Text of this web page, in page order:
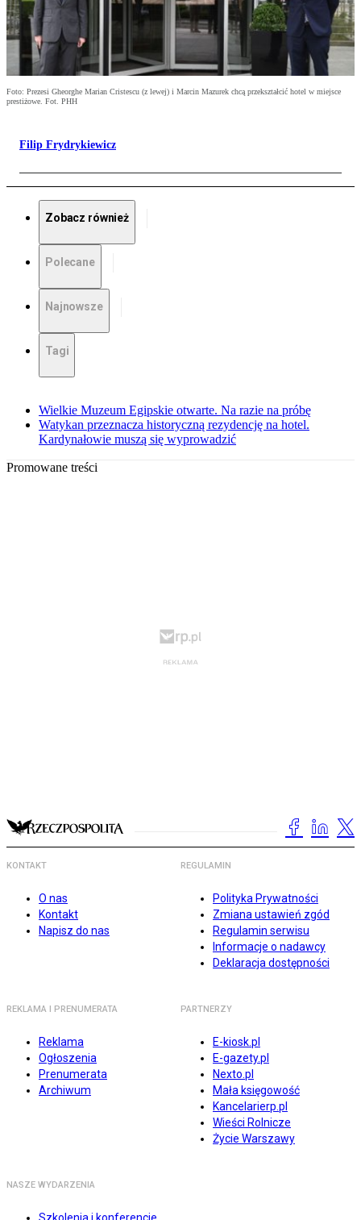
Foto: Prezesi Gheorghe Marian Cristescu (z lewej) i Marcin Mazurek chcą przekształcić hotel w miejsce
prestiżowe. Fot. PHH
Filip Frydrykiewicz
Zobacz również
Polecane
Najnowsze
Tagi
Wielkie Muzeum Egipskie otwarte. Na razie na próbę
Watykan przeznacza historyczną rezydencję na hotel.
Kardynałowie muszą się wyprowadzić
Promowane treści
KONTAKT
O nas
Kontakt
Napisz do nas
REGULAMIN
Polityka Prywatności
Zmiana ustawień zgód
Regulamin serwisu
Informacje o nadawcy
Deklaracja dostępności
REKLAMA I PRENUMERATA
Reklama
Ogłoszenia
Prenumerata
Archiwum
PARTNERZY
E-kiosk.pl
E-gazety.pl
Nexto.pl
Mała księgowość
Kancelarierp.pl
Wieści Rolnicze
Życie Warszawy
NASZE WYDARZENIA